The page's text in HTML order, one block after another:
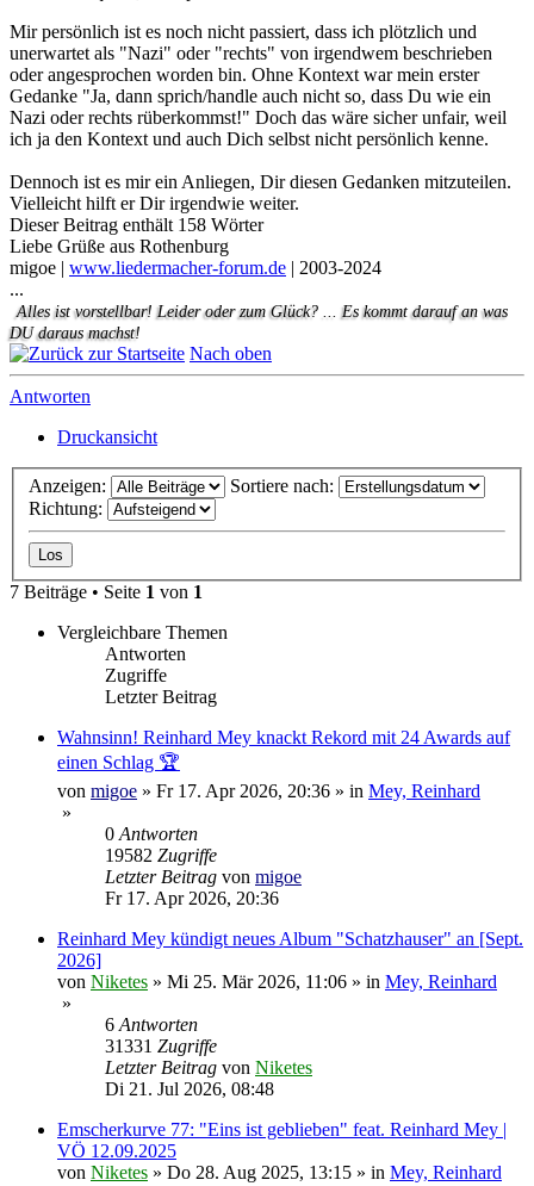
Mir persönlich ist es noch nicht passiert, dass ich plötzlich und
unerwartet als "Nazi" oder "rechts" von irgendwem beschrieben
oder angesprochen worden bin. Ohne Kontext war mein erster
Gedanke "Ja, dann sprich/handle auch nicht so, dass Du wie ein
Nazi oder rechts rüberkommst!" Doch das wäre sicher unfair, weil
ich ja den Kontext und auch Dich selbst nicht persönlich kenne.
Dennoch ist es mir ein Anliegen, Dir diesen Gedanken mitzuteilen.
Vielleicht hilft er Dir irgendwie weiter.
Dieser Beitrag enthält 158 Wörter
Liebe Grüße aus Rothenburg
migoe | www.liedermacher-forum.de | 2003-2024
...
Alles ist vorstellbar! Leider oder zum Glück? ... Es kommt darauf an was
DU daraus machst!
Nach oben
Antworten
Druckansicht
Anzeigen:
Sortiere nach:
Richtung:
7 Beiträge • Seite 1 von 1
Vergleichbare Themen
Antworten
Zugriffe
Letzter Beitrag
Wahnsinn! Reinhard Mey knackt Rekord mit 24 Awards auf
einen Schlag 🏆
von migoe » Fr 17. Apr 2026, 20:36 » in Mey, Reinhard
»
0 Antworten
19582 Zugriffe
Letzter Beitrag von migoe
Fr 17. Apr 2026, 20:36
Reinhard Mey kündigt neues Album "Schatzhauser" an [Sept.
2026]
von Niketes » Mi 25. Mär 2026, 11:06 » in Mey, Reinhard
»
6 Antworten
31331 Zugriffe
Letzter Beitrag von Niketes
Di 21. Jul 2026, 08:48
Emscherkurve 77: "Eins ist geblieben" feat. Reinhard Mey |
VÖ 12.09.2025
von Niketes » Do 28. Aug 2025, 13:15 » in Mey, Reinhard